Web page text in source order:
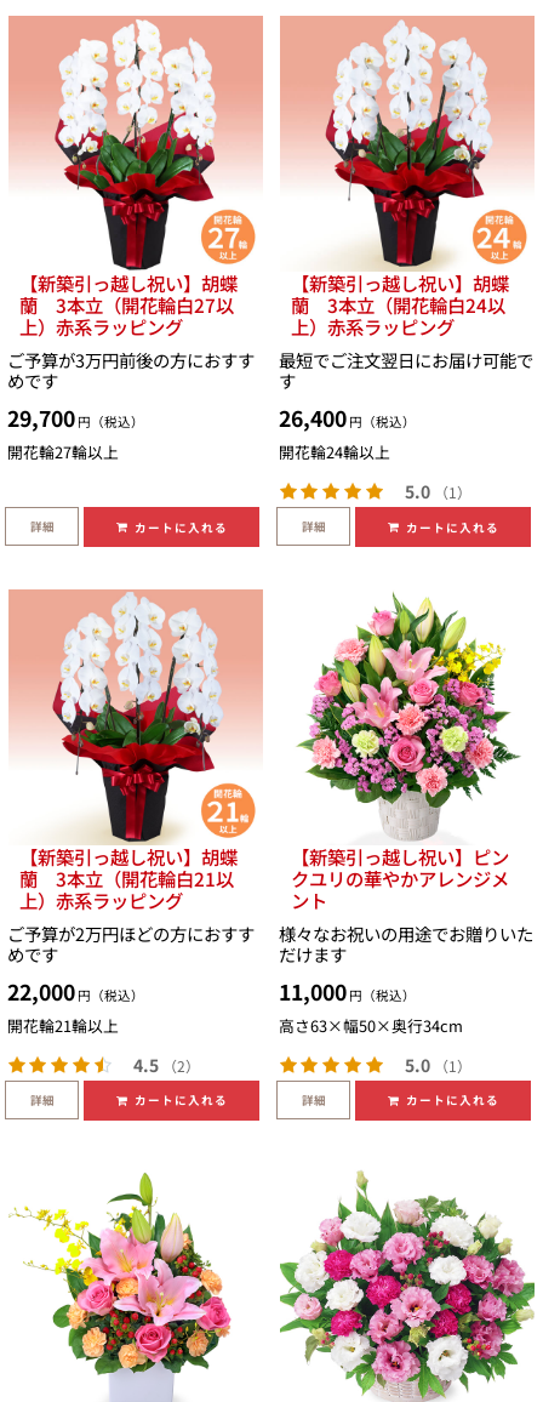
【新築引っ越し祝い】胡蝶
蘭 3本立（開花輪白27以
上）赤系ラッピング
ご予算が3万円前後の方におすす
めです
29,700 円（税込）
開花輪27輪以上
詳細 カートに入れる
【新築引っ越し祝い】胡蝶
蘭 3本立（開花輪白24以
上）赤系ラッピング
最短でご注文翌日にお届け可能で
す
26,400 円（税込）
開花輪24輪以上
5.0 （1）
詳細 カートに入れる
【新築引っ越し祝い】胡蝶
蘭 3本立（開花輪白21以
上）赤系ラッピング
ご予算が2万円ほどの方におすす
めです
22,000 円（税込）
開花輪21輪以上
4.5 （2）
詳細 カートに入れる
【新築引っ越し祝い】ピン
クユリの華やかアレンジメ
ント
様々なお祝いの用途でお贈りいた
だけます
11,000 円（税込）
高さ63×幅50×奥行34cm
5.0 （1）
詳細 カートに入れる